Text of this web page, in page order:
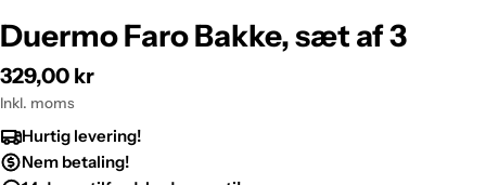
Duermo Faro Bakke, sæt af 3
Normalpris
329,00 kr
Inkl. moms
Hurtig levering!
Nem betaling!